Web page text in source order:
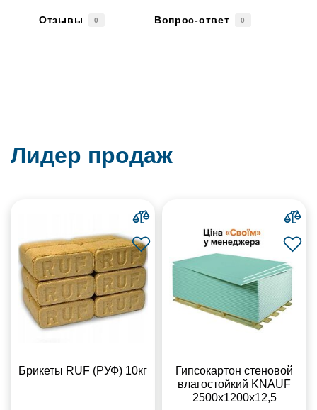
Отзывы 0 Вопрос-ответ 0
Лидер продаж
Брикеты RUF (РУФ) 10кг
Гипсокартон стеновой
влагостойкий KNAUF
2500х1200х12,5